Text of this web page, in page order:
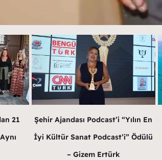
21
Şehir Ajandası Podcast’i “Yılın En
İyi Kültür Sanat Podcast’i” Ödülü
– Gizem Ertürk